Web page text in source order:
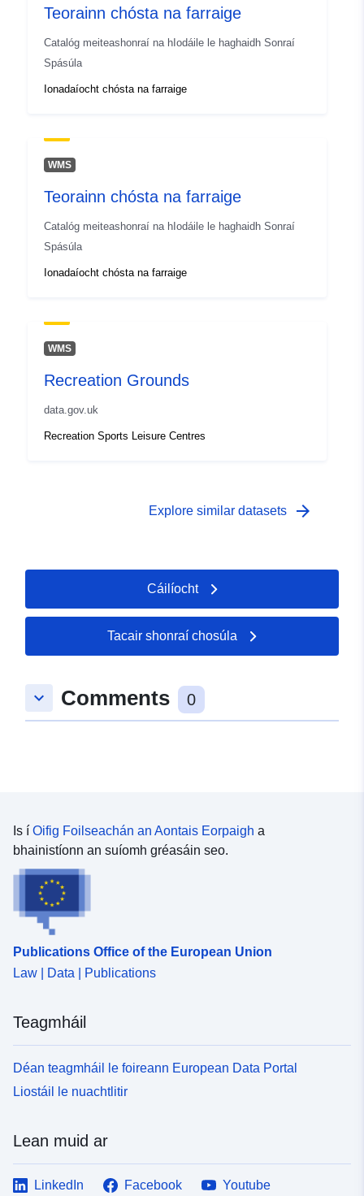
uriRef:
http://data.europa.eu/88u/dataset/
m5441-cc-i9576
Teorainn chósta na farraige
Catalóg meiteashonraí na hIodáile le haghaidh Sonraí
Spásúla
Ionadaíocht chósta na farraige
WMS
Teorainn chósta na farraige
Catalóg meiteashonraí na hIodáile le haghaidh Sonraí
Spásúla
Ionadaíocht chósta na farraige
WMS
Recreation Grounds
data.gov.uk
Recreation Sports Leisure Centres
Explore similar datasets arrow_forward
Cáilíocht
Tacair shonraí chosúla
keyboard_arrow_down Comments 0
Is í Oifig Foilseachán an Aontais Eorpaigh a
bhainistíonn an suíomh gréasáin seo.
Publications Office of the European Union
Law | Data | Publications
Teagmháil
Déan teagmháil le foireann European Data Portal
Liostáil le nuachtlitir
Lean muid ar
LinkedIn Facebook
Youtube